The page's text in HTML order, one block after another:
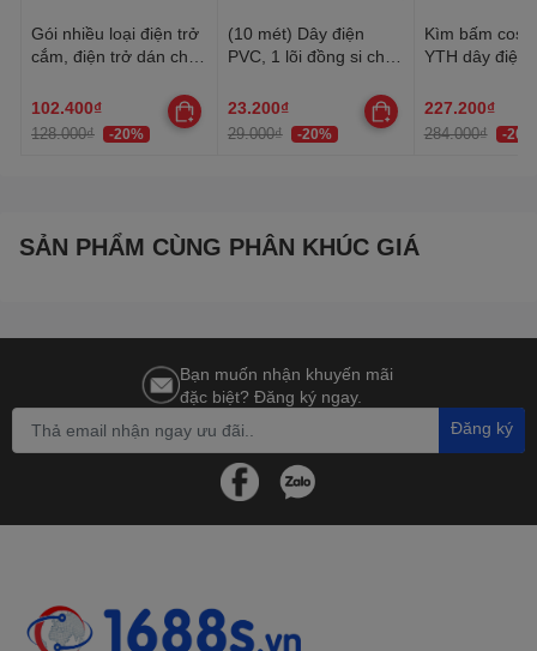
Gói nhiều loại điện trở
cắm, điện trở dán cho
102.400₫
128.000₫ -20%
(10 mét) Dây điện
PVC, 1 lõi đồng si chì,
22AWG
23.200₫
29.000₫ -20%
Kìm bấm cos
YTH dây điện
227.200₫
284.000₫ -20%
SẢN PHẨM CÙNG PHÂN KHÚC GIÁ
Bạn muốn nhận khuyến mãi
đặc biệt? Đăng ký ngay.
Đăng ký